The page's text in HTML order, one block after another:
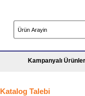
Kampanyalı
Katalog Talebi